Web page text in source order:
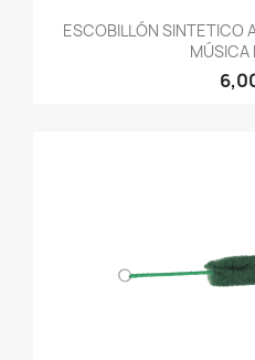
ESCOBILLÓN SINTETICO
MÚSICA